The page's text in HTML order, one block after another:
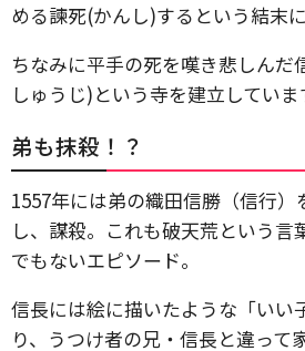
める諫死(かんし)するという結末に
ちなみに平手の死を嘆き悲しんだ
しゅうじ)という寺を建立していま
弟も抹殺！？
1557年には弟の織田信勝（信行）
し、謀殺。これも破天荒という言
でもないエピソード。
信長には絵に描いたような「いい
り、うつけ者の兄・信長と違って